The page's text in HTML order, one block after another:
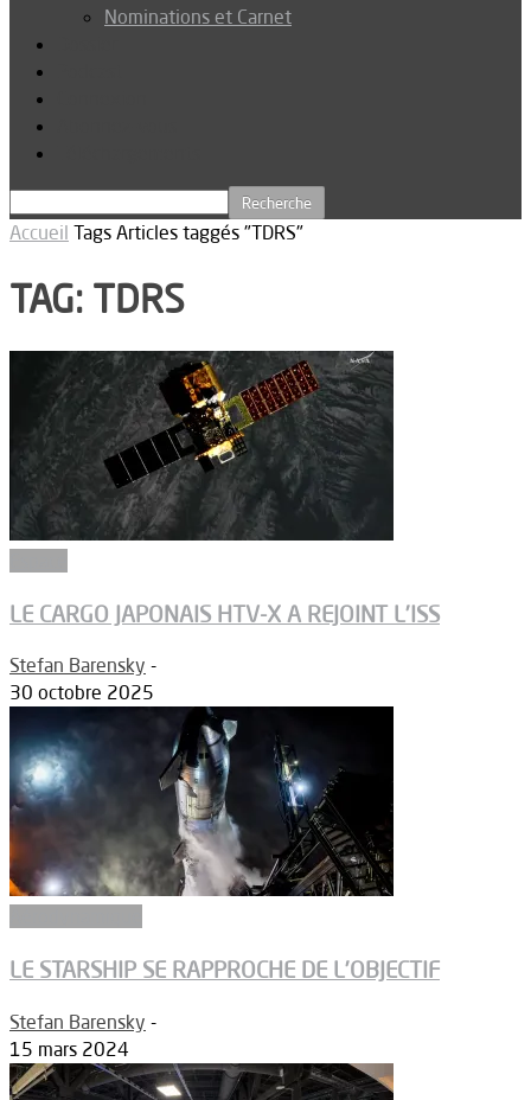
Nominations et Carnet
Accueil Tags Articles taggés "TDRS"
TAG: TDRS
LE CARGO JAPONAIS HTV-X A REJOINT L’ISS
Stefan Barensky -
30 octobre 2025
LE STARSHIP SE RAPPROCHE DE L’OBJECTIF
Stefan Barensky -
15 mars 2024